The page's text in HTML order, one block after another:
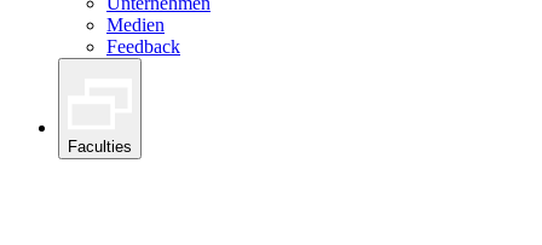
Medien
Feedback
Faculties